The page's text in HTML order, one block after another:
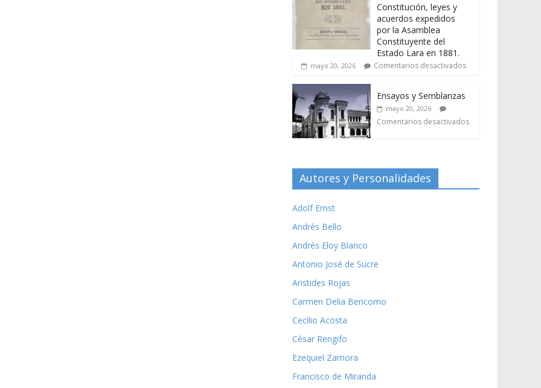
Constitución, leyes y
acuerdos expedidos
por la Asamblea
Constituyente del
Estado Lara en 1881.
mayo 20, 2026 Comentarios desactivados
Ensayos y Semblanzas
mayo 20, 2026
Comentarios desactivados
Autores y Personalidades
Adolf Ernst
Andrés Bello
Andrés Eloy Blanco
Antonio José de Sucre
Aristides Rojas
Carmen Delia Bencomo
Cecilio Acosta
César Rengifo
Ezequiel Zamora
Francisco de Miranda